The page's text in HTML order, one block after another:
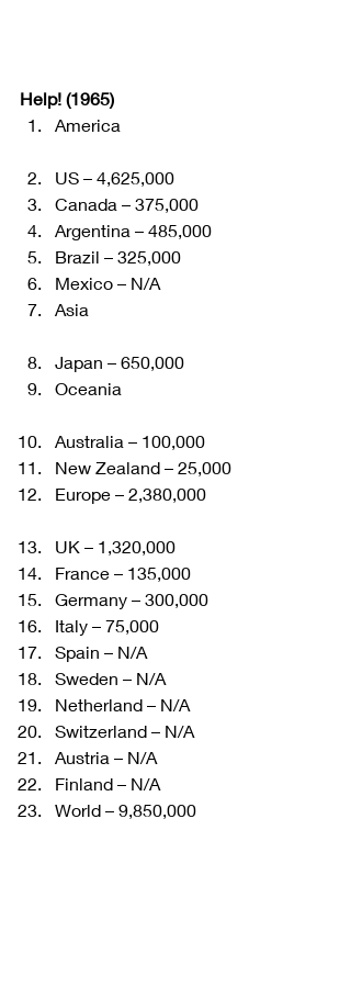
Help! (1965)
America
US – 4,625,000
Canada – 375,000
Argentina – 485,000
Brazil – 325,000
Mexico – N/A
Asia
Japan – 650,000
Oceania
Australia – 100,000
New Zealand – 25,000
Europe – 2,380,000
UK – 1,320,000
France – 135,000
Germany – 300,000
Italy – 75,000
Spain – N/A
Sweden – N/A
Netherland – N/A
Switzerland – N/A
Austria – N/A
Finland – N/A
World – 9,850,000